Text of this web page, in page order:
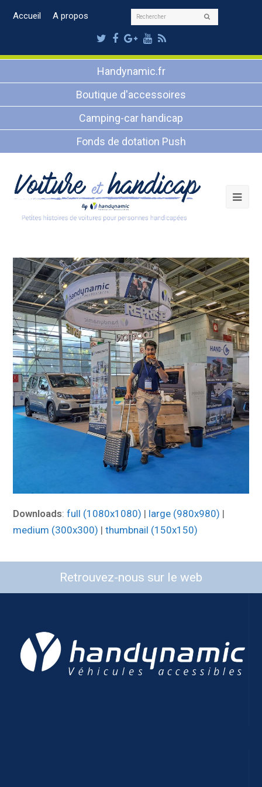
Accueil A propos Rechercher
Twitter
Facebook
Google
Plus
Youtube
RSS
Handynamic.fr
Boutique d'accessoires
Camping-car handicap
Fonds de dotation Push
Downloads:full (1080x1080) | large (980x980) |
medium (300x300) |thumbnail (150x150)
Retrouvez-nous sur le web